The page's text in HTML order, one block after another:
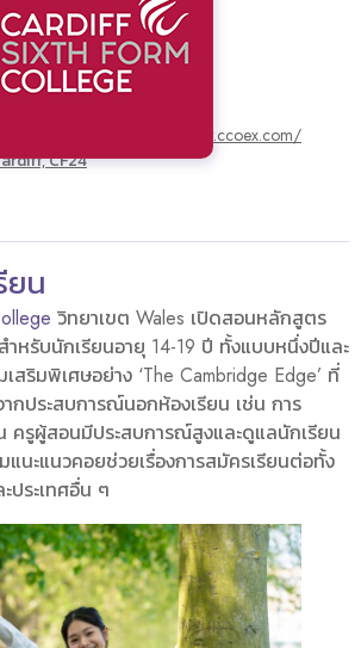
College (Wales)
27
CF24
https://www.ccoex.com/
ยน
วิทยาเขต Wales เปิดสอนหลักสูตร
ำหรับนักเรียนอายุ 14-19 ปี ทั้งแบบหนึ่งปีและ
สริมพิเศษอย่าง ‘The Cambridge Edge’ ที่
กประสบการณ์นอกห้องเรียน เช่น การ
ครูผู้สอนมีประสบการณ์สูงและดูแลนักเรียน
นะแนวคอยช่วยเรื่องการสมัครเรียนต่อทั้ง
ประเทศอื่น ๆ